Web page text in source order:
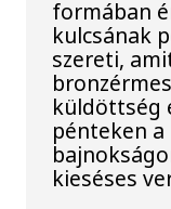
formában
kulcsának
szereti,
küldöttség
pénteken a
kieséses